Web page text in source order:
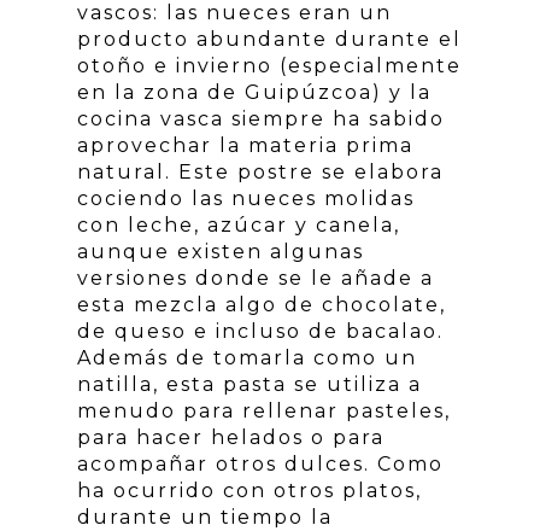
vascos: las nueces eran un
producto abundante durante el
otoño e invierno (especialmente
en la zona de Guipúzcoa) y la
cocina vasca siempre ha sabido
aprovechar la materia prima
natural. Este postre se elabora
cociendo las nueces molidas
con leche, azúcar y canela,
aunque existen algunas
versiones donde se le añade a
esta mezcla algo de chocolate,
de queso e incluso de bacalao.
Además de tomarla como un
natilla, esta pasta se utiliza a
menudo para rellenar pasteles,
para hacer helados o para
acompañar otros dulces. Como
ha ocurrido con otros platos,
durante un tiempo la